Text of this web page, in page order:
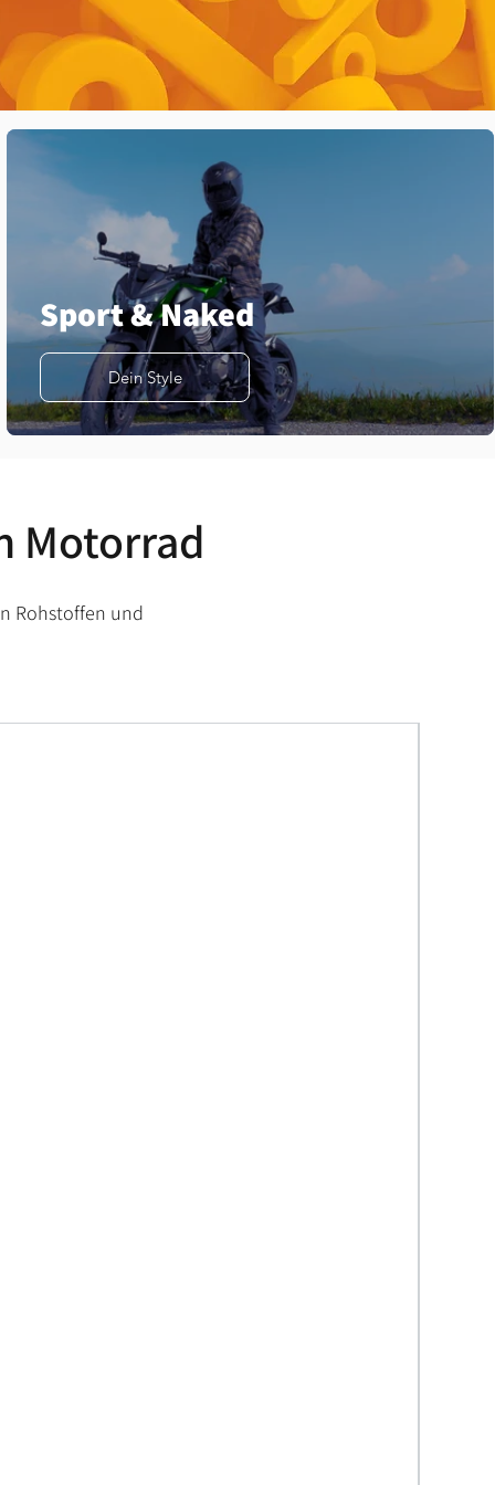
Sport & Naked
Dein Style
Motorrad
Rohstoffen und